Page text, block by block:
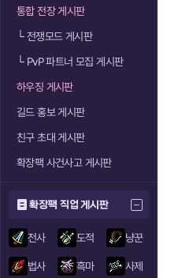
통합 전장 게시판
└전쟁모드 게시판
└PvP 파트너 모집 게시판
하우징 게시판
길드 홍보 게시판
친구 초대 게시판
확장팩 사건사고 게시판
확장팩 직업 게시판
전사 도적 냥꾼
법사 흑마 사제